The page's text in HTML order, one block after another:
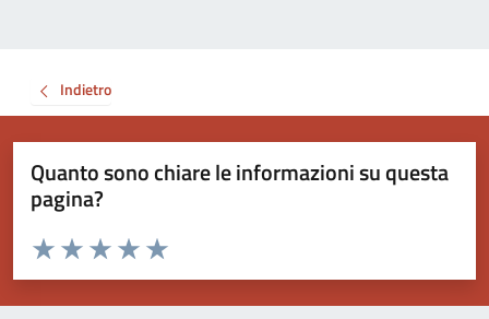
Indietro
Quanto sono chiare le informazioni su questa
pagina?
Valuta da 1 a 5 stelle la pagina
Valuta 5 stelle su 5
Valuta 4 stelle su 5
Valuta 3 stelle su 5
Valuta 2 stelle su 5
Valuta 1 stelle su 5